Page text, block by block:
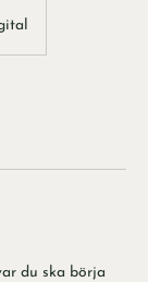
du ska börja